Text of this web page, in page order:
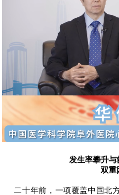
发生率攀升与
双重
二十年前，一项覆盖中国北